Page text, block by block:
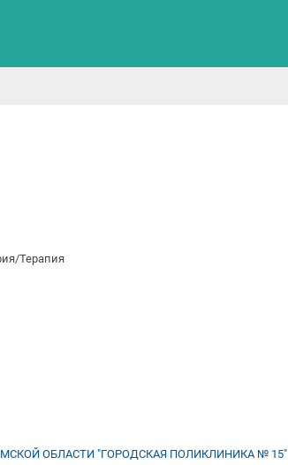
Терапия
ОБЛАСТИ "ГОРОДСКАЯ ПОЛИКЛИНИКА № 15"